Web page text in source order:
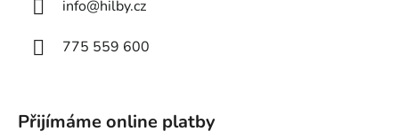
info@hilby.cz
775 559 600
Přijímáme online platby